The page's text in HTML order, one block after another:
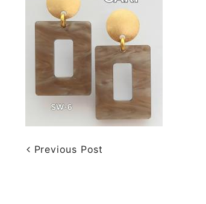
Previous Post